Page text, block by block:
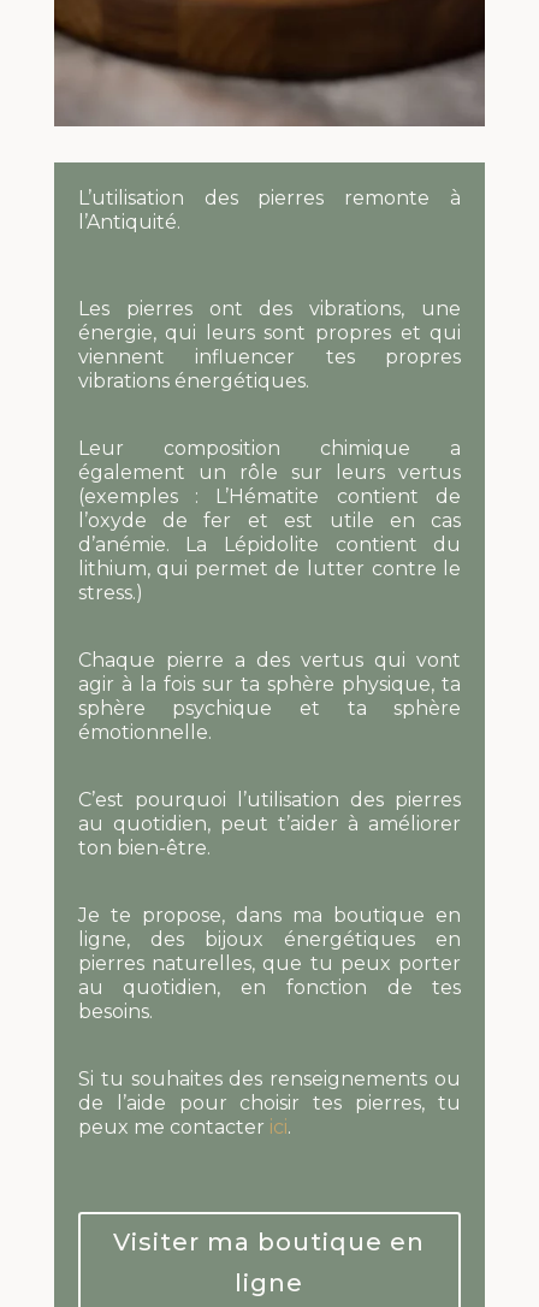
L’utilisation des pierres remonte à
l’Antiquité.
Les pierres ont des vibrations, une
énergie, qui leurs sont propres et qui
viennent influencer tes propres
vibrations énergétiques.
Leur composition chimique a
également un rôle sur leurs vertus
(exemples : L’Hématite contient de
l’oxyde de fer et est utile en cas
d’anémie. La Lépidolite contient du
lithium, qui permet de lutter contre le
stress.)
Chaque pierre a des vertus qui vont
agir à la fois sur ta sphère physique, ta
sphère psychique et ta sphère
émotionnelle.
C’est pourquoi l’utilisation des pierres
au quotidien, peut t’aider à améliorer
ton bien-être.
Je te propose, dans ma boutique en
ligne, des bijoux énergétiques en
pierres naturelles, que tu peux porter
au quotidien, en fonction de tes
besoins.
Si tu souhaites des renseignements ou
de l’aide pour choisir tes pierres, tu
peux me contacter ici.
Visiter ma boutique en
ligne